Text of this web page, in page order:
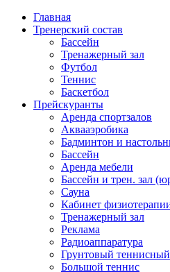
Главная
Тренерский состав
Бассейн
Тренажерный зал
Футбол
Теннис
Баскетбол
Прейскуранты
Аренда спортзалов
Аквааэробика
Бадминтон и
Бассейн
Аренда мебели
Бассейн и трен. зал
Сауна
Кабинет
Тренажерный зал
Реклама
Радиоаппаратура
Грунтовый теннисный
Большой теннис